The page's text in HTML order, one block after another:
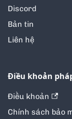
Discord
Bản tin
Liên hệ
Điều khoản
Điều khoản
Chính sách bảo